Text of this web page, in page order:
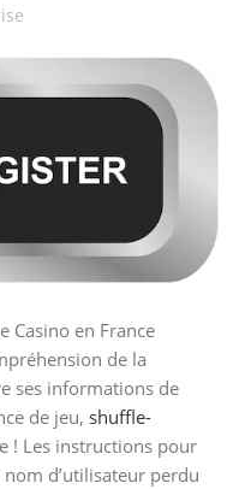
Casino en France
de la
ses informations de
de jeu, shuffle-
! Les instructions pour
d’utilisateur perdu